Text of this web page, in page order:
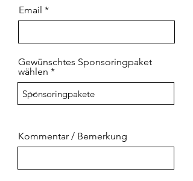
Email
Gewünschtes Sponsoringpaket
wählen
Kommentar / Bemerkung